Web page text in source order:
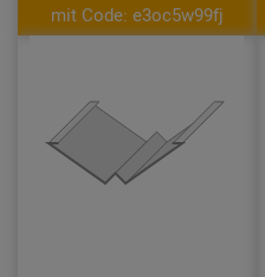
mit Code: e3oc5w99fj